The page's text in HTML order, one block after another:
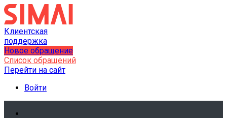
Клиентская
поддержка
Новое обращение
Список обращений
Перейти на сайт
Войти